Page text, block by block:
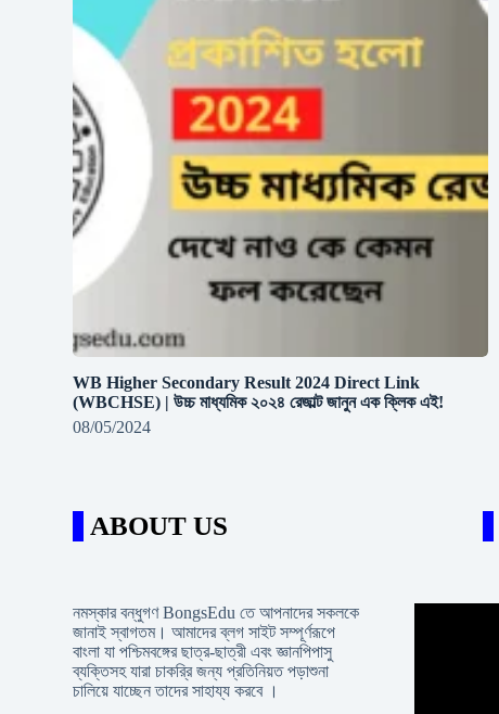
WB Higher Secondary Result 2024 Direct Link
(WBCHSE) | উচ্চ মাধ্যমিক ২০২৪ রেজাল্ট জানুন এক ক্লিক এই!
08/05/2024
ABOUT US
নমস্কার বন্ধুগণ BongsEdu তে আপনাদের সকলকে
জানাই স্বাগতম। আমাদের ব্লগ সাইট সম্পূর্ণরূপে
বাংলা যা পশ্চিমবঙ্গের ছাত্র-ছাত্রী এবং জ্ঞানপিপাসু
ব্যক্তিসহ যারা চাকরি্র জন্য প্রতিনিয়ত পড়াশুনা
চালিয়ে যাচ্ছেন তাদের সাহায্য করবে ।